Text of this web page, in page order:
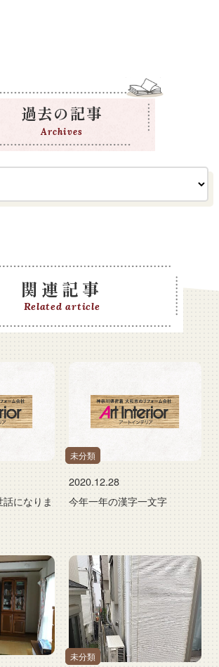
過去の記事
Archives
関連記事
Related article
になりま
未分類
2020.12.28
今年一年の漢字一文字
未分類